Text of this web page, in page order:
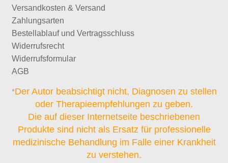
Versandkosten & Versand
Zahlungsarten
Bestellablauf und Vertragsschluss
Widerrufsrecht
Widerrufsformular
AGB
*Der Autor beabsichtigt nicht, Diagnosen zu stellen
oder Therapieempfehlungen zu geben.
Die auf dieser Internetseite beschriebenen
Produkte sind nicht als Ersatz für professionelle
medizinische Behandlung im Falle einer Krankheit
zu verstehen.